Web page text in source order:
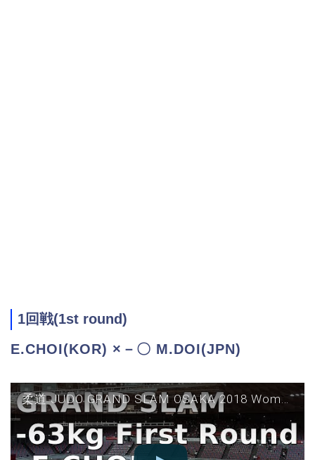
1回戦(1st round)
E.CHOI(KOR) ×－〇 M.DOI(JPN)